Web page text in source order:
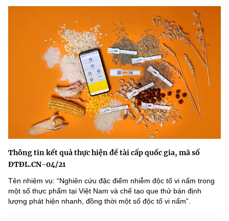
Thông tin kết quả thực hiện đề tài cấp quốc gia, mã số
ĐTĐL.CN-04/21
Tên nhiệm vụ: “Nghiên cứu đặc điểm nhiễm độc tố vi nấm trong
một số thực phẩm tại Việt Nam và chế tạo que thử bán định
lượng phát hiện nhanh, đồng thời một số độc tố vi nấmˮ.